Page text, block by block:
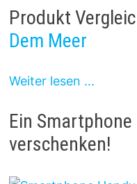
Produkt
Dem Meer
Weiter lesen ...
Ein
verschenken!